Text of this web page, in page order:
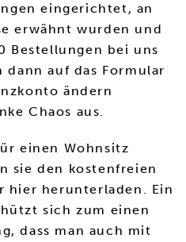
eingerichtet, an
erwähnt wurden und
bei uns
dann auf das Formular
ändern
Chaos aus.
einen Wohnsitz
sie den kostenfreien
hier herunterladen. Ein
sich zum einen
dass man auch mit